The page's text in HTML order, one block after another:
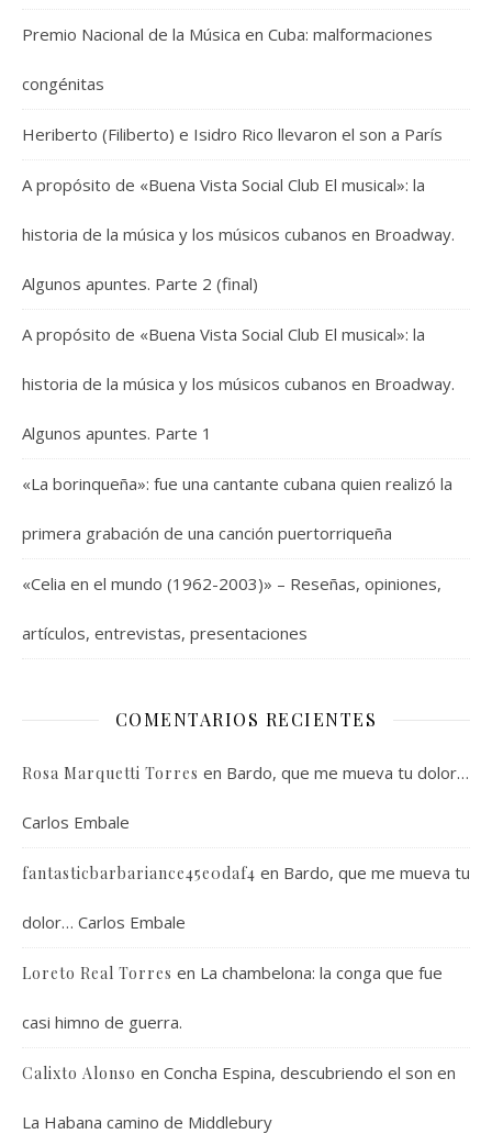
Premio Nacional de la Música en Cuba: malformaciones
congénitas
Heriberto (Filiberto) e Isidro Rico llevaron el son a París
A propósito de «Buena Vista Social Club El musical»: la
historia de la música y los músicos cubanos en Broadway.
Algunos apuntes. Parte 2 (final)
A propósito de «Buena Vista Social Club El musical»: la
historia de la música y los músicos cubanos en Broadway.
Algunos apuntes. Parte 1
«La borinqueña»: fue una cantante cubana quien realizó la
primera grabación de una canción puertorriqueña
«Celia en el mundo (1962-2003)» – Reseñas, opiniones,
artículos, entrevistas, presentaciones
COMENTARIOS RECIENTES
Rosa Marquetti Torres en Bardo, que me mueva tu dolor…
Carlos Embale
fantasticbarbariance45e0daf4 en Bardo, que me mueva tu
dolor… Carlos Embale
Loreto Real Torres en La chambelona: la conga que fue
casi himno de guerra.
Calixto Alonso en Concha Espina, descubriendo el son en
La Habana camino de Middlebury